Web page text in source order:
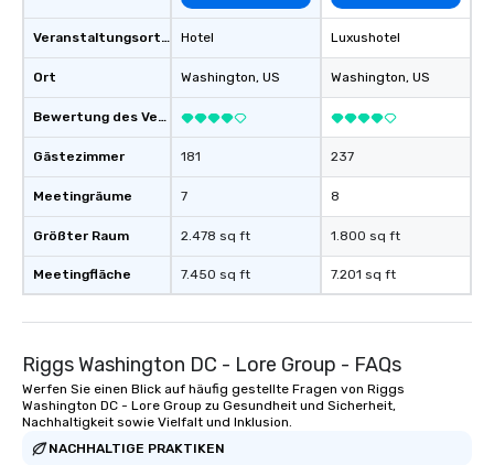
Veranstaltungsortstyp
Ort
Bewertung des Veranstaltungsortes
Gästezimmer
Meetingräume
Größter Raum
Meetingfläche
Hotel
Washington, US
181
7
2.478 sq ft
7.450 sq ft
Luxushotel
Washington, US
237
8
1.800 sq ft
7.201 sq ft
Riggs Washington DC - Lore Group - FAQs
Werfen Sie einen Blick auf häufig gestellte Fragen von Riggs
Washington DC - Lore Group zu Gesundheit und Sicherheit,
Nachhaltigkeit sowie Vielfalt und Inklusion.
NACHHALTIGE PRAKTIKEN